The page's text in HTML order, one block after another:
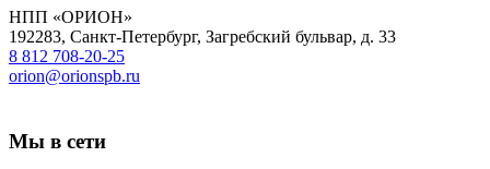
НПП «ОРИОН»
192283, Санкт-Петербург, Загребский бульвар, д. 33
8 812 708-20-25
orion@orionspb.ru
Мы в сети